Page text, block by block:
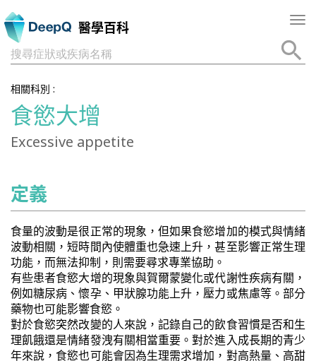
醫學百科
搜尋症狀或疾病名稱
相關科別 :
食慾大增
Excessive appetite
定義
食量的波動是很正常的現象，但如果食慾增加的模式與情緒
波動相關，短時間內使體重也急速上升，甚至影響正常生理
功能，而無法抑制，則需要尋求專業協助。
有些患者食慾大增的現象與賀爾蒙變化或代謝性疾病有關，
例如糖尿病、懷孕、甲狀腺功能上升，壓力或焦慮等。部分
藥物也可能影響食慾。
對於食慾突然改變的人來說，記錄自己的飲食習慣是否和生
理飢餓還是情緒發洩有關相當重要。對於進入成長期的青少
年來說，食慾也可能會因為生理需求增加，對高熱量、高甜